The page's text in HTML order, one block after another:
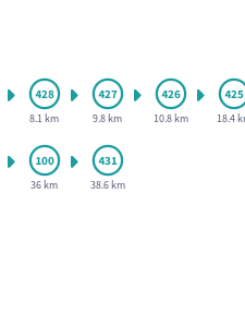
8.1 km 9.8 km 10.8 km 18.4
36 km 38.6 km